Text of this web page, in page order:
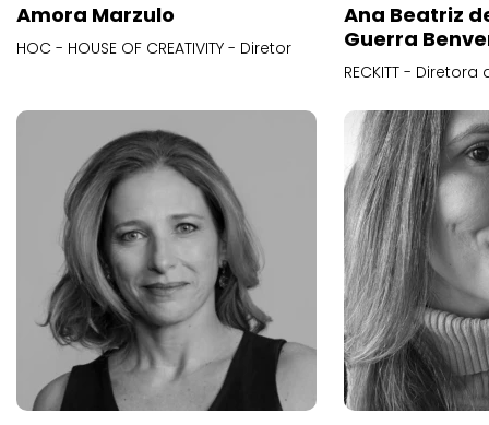
Amora Marzulo
HOC - HOUSE OF CREATIVITY - Diretor
Ana Beatriz
Guerra
RECKITT -